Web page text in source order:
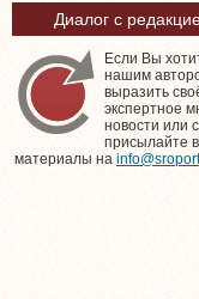
Диалог с
Если Вы
нашим
выразить
экспертное
новости или
присылайте
материалы на